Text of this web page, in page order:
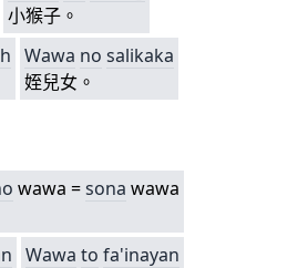
小猴子。
Wawa no salikaka
姪兒女。
wawa =sona wawa
Wawa to fa'inayan